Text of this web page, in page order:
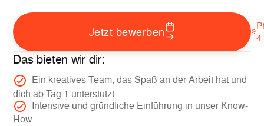
Jetzt bewerben
Das bieten wir dir:
Ein kreatives Team, das Spaß an der Arbeit hat und
dich ab Tag 1 unterstützt
Intensive und gründliche Einführung in unser Know-
How